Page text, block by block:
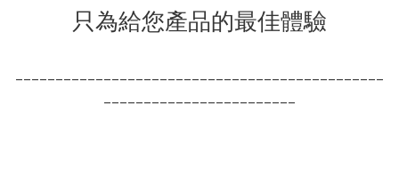
只為給您產品的最佳體驗